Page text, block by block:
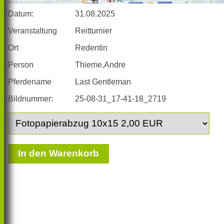
Datum:
31.08.2025
Veranstaltung
Reitturnier
Ort
Redentin
Person
Thieme,Andre
Pferdename
Last Gentleman
Bildnummer:
25-08-31_17-41-18_2719
In den Warenkorb